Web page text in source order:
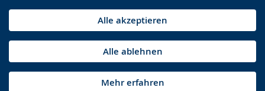
Alle akzeptieren
Alle ablehnen
Mehr erfahren